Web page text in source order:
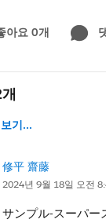
아요 0개
기...
修平 齋藤
2024년 9월 18일 오전
サンプル-スーパー